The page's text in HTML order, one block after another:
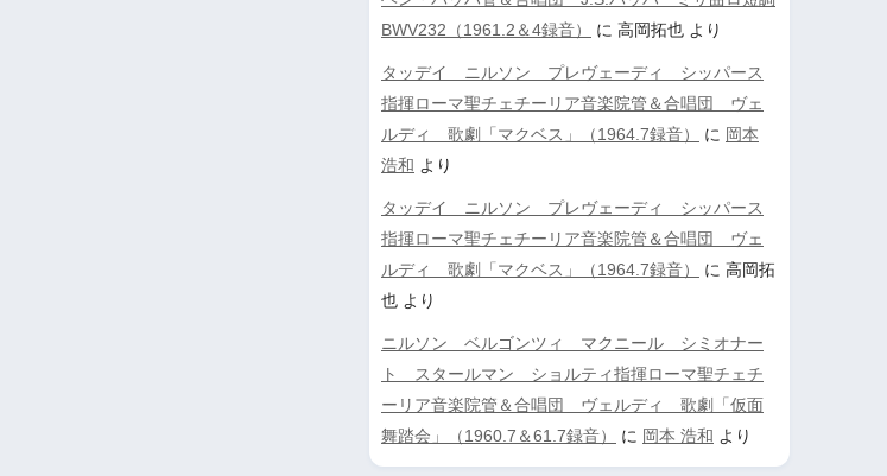
BWV232（1961.2＆4録音）
に 高岡拓也 より
タッデイ ニルソン プレヴェーディ シッパース
指揮ローマ聖チェチーリア音楽院管＆合唱団 ヴェ
ルディ 歌劇「マクベス」（1964.7録音）
に 岡本
浩和 より
タッデイ ニルソン プレヴェーディ シッパース
指揮ローマ聖チェチーリア音楽院管＆合唱団 ヴェ
ルディ 歌劇「マクベス」（1964.7録音）
に 高岡拓
也 より
ニルソン ベルゴンツィ マクニール シミオナー
ト スタールマン ショルティ指揮ローマ聖チェチ
ーリア音楽院管＆合唱団 ヴェルディ 歌劇「仮面
舞踏会」（1960.7＆61.7録音）
に 岡本 浩和 より